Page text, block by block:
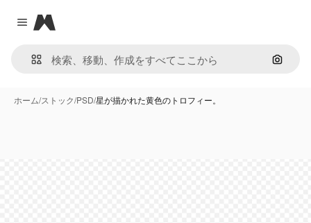
Close menu
Magnific
画像で
ホーム/ストック/PSD/星が描かれた黄色のトロフィー。